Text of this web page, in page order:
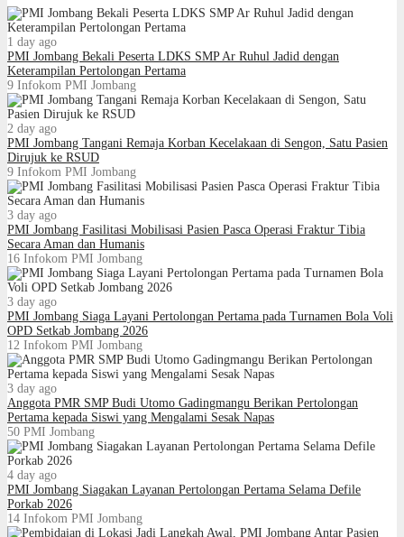
1 day ago
PMI Jombang Bekali Peserta LDKS SMP Ar Ruhul Jadid dengan
Keterampilan Pertolongan Pertama
9 Infokom PMI Jombang
2 day ago
PMI Jombang Tangani Remaja Korban Kecelakaan di Sengon, Satu Pasien
Dirujuk ke RSUD
9 Infokom PMI Jombang
3 day ago
PMI Jombang Fasilitasi Mobilisasi Pasien Pasca Operasi Fraktur Tibia
Secara Aman dan Humanis
16 Infokom PMI Jombang
3 day ago
PMI Jombang Siaga Layani Pertolongan Pertama pada Turnamen Bola Voli
OPD Setkab Jombang 2026
12 Infokom PMI Jombang
3 day ago
Anggota PMR SMP Budi Utomo Gadingmangu Berikan Pertolongan
Pertama kepada Siswi yang Mengalami Sesak Napas
50 PMI Jombang
4 day ago
PMI Jombang Siagakan Layanan Pertolongan Pertama Selama Defile
Porkab 2026
14 Infokom PMI Jombang